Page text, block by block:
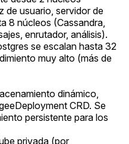
de usuario, servidor de
8 núcleos (Cassandra,
enrutador, análisis).
se escalan hasta 32
muy alto (más de
dinámico,
CRD. Se
persistente para los
privada (por